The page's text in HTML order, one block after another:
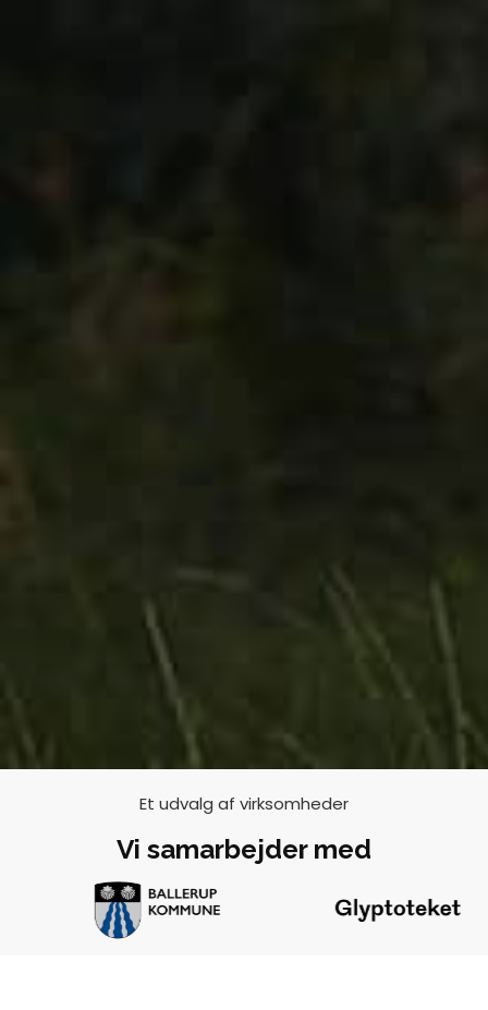
Et udvalg af virksomheder
Vi samarbejder med